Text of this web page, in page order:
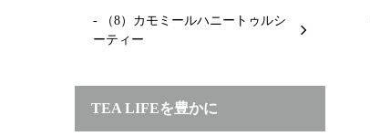
- （8）カモミールハニートゥルシ
ーティー
TEA LIFEを豊かに